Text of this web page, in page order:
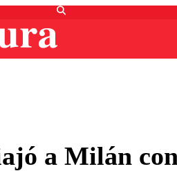
a Milán